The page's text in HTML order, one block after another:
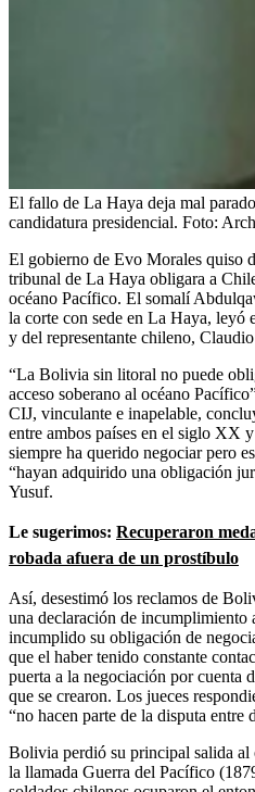
El fallo de La Haya deja mal
candidatura presidencial. Foto:
El gobierno de Evo Morales quiso
tribunal de La Haya obligara a
océano Pacífico. El somalí
la corte con sede en La Haya, leyó
y del representante chileno,
“La Bolivia sin litoral no puede
acceso soberano al océano
CIJ, vinculante e inapelable,
entre ambos países en el siglo XX
siempre ha querido negociar pero
“hayan adquirido una obligación
Yusuf.
Le sugerimos: Recuperaron
robada afuera de un prostíbulo
Así, desestimó los reclamos de
una declaración de incumplimiento
incumplido su obligación de
que el haber tenido constante
puerta a la negociación por cuenta
que se crearon. Los jueces
“no hacen parte de la disputa entre
Bolivia perdió su principal salida al
la llamada Guerra del Pacífico